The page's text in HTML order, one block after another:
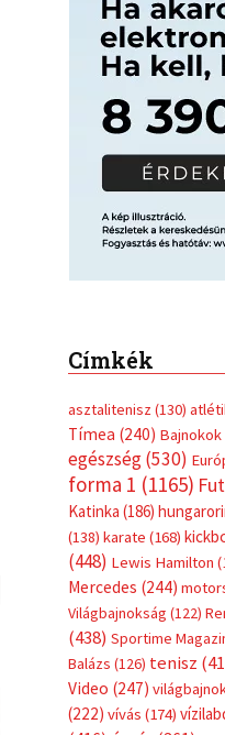
Címkék
asztalitenisz (130)
Tímea (240) Bajnokok
egészség(530)
forma 1 (1165)
Katinka (186)
(138) karate (168)
(448) Lewis Hamilton
Mercedes (244)
Világbajnokság (122)
(438) Sportime
Balázs (126) tenisz
Video (247)
(222) vívás (174)